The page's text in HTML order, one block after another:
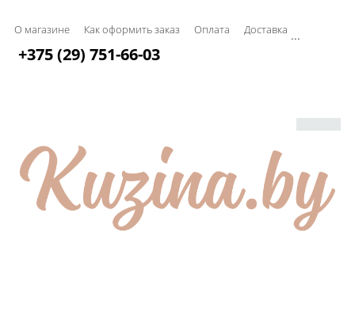
О магазине Как оформить заказ Оплата Доставка ...
+375 (29) 751-66-03